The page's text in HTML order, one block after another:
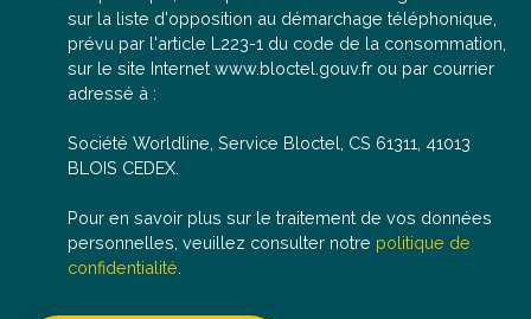
sur la liste d'opposition au démarchage téléphonique,
prévu par l'article L223-1 du code de la consommation,
sur le site Internet www.bloctel.gouv.fr ou par courrier
adressé à :
Société Worldline, Service Bloctel, CS 61311, 41013
BLOIS CEDEX.
Pour en savoir plus sur le traitement de vos données
personnelles, veuillez consulter notre politique de
confidentialité